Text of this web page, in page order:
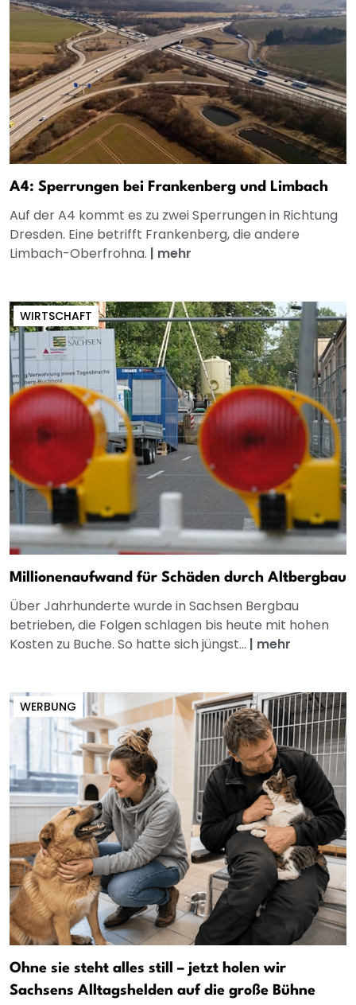
A4: Sperrungen bei Frankenberg und Limbach
Auf der A4 kommt es zu zwei Sperrungen in Richtung
Dresden. Eine betrifft Frankenberg, die andere
Limbach-Oberfrohna. | mehr
WIRTSCHAFT
Millionenaufwand für Schäden durch Altbergbau
Über Jahrhunderte wurde in Sachsen Bergbau
betrieben, die Folgen schlagen bis heute mit hohen
Kosten zu Buche. So hatte sich jüngst... | mehr
WERBUNG
Ohne sie steht alles still – jetzt holen wir
Sachsens Alltagshelden auf die große Bühne